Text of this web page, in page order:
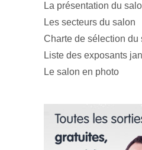
La présentation du
Les secteurs du salon
Charte de sélection du
Liste des exposants
Le salon en photo